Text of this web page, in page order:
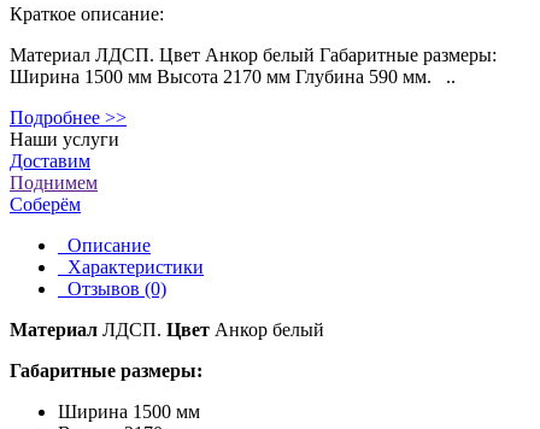
Краткое описание:
Материал ЛДСП. Цвет Анкор белый Габаритные размеры:
Ширина 1500 мм Высота 2170 мм Глубина 590 мм. ..
Подробнее >>
Наши услуги
Доставим
Поднимем
Соберём
Описание
Характеристики
Отзывов (0)
Материал ЛДСП. Цвет Анкор белый
Габаритные размеры:
Ширина 1500 мм